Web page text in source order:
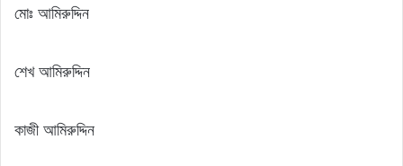
মোঃ আমিরুদ্দিন
শেখ আমিরুদ্দিন
কাজী আমিরুদ্দিন